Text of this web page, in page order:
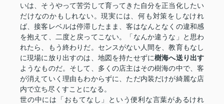
いは、そうやって苦労して育ってきた自分を正当化したい
だけなのかもしれない。現実には、何も対策をしなけれ
ば、接客レベルは停滞したまま、客はなんとなくの違和感
を抱えて、二度と戻ってこない。「なんか違うな」と思わ
れたら、もう終わりだ。センスがない人間を、教育もなし
に現場に放り出すのは、地図を持たせずに樹海へ送り出す
ようなものだ。そして、多くの店主はその樹海の中で、客
が消えていく理由もわからずに、ただ内装だけが綺麗な店
内で立ち尽くすことになる。
世の中には「おもてなし」という便利な言葉があるけれ